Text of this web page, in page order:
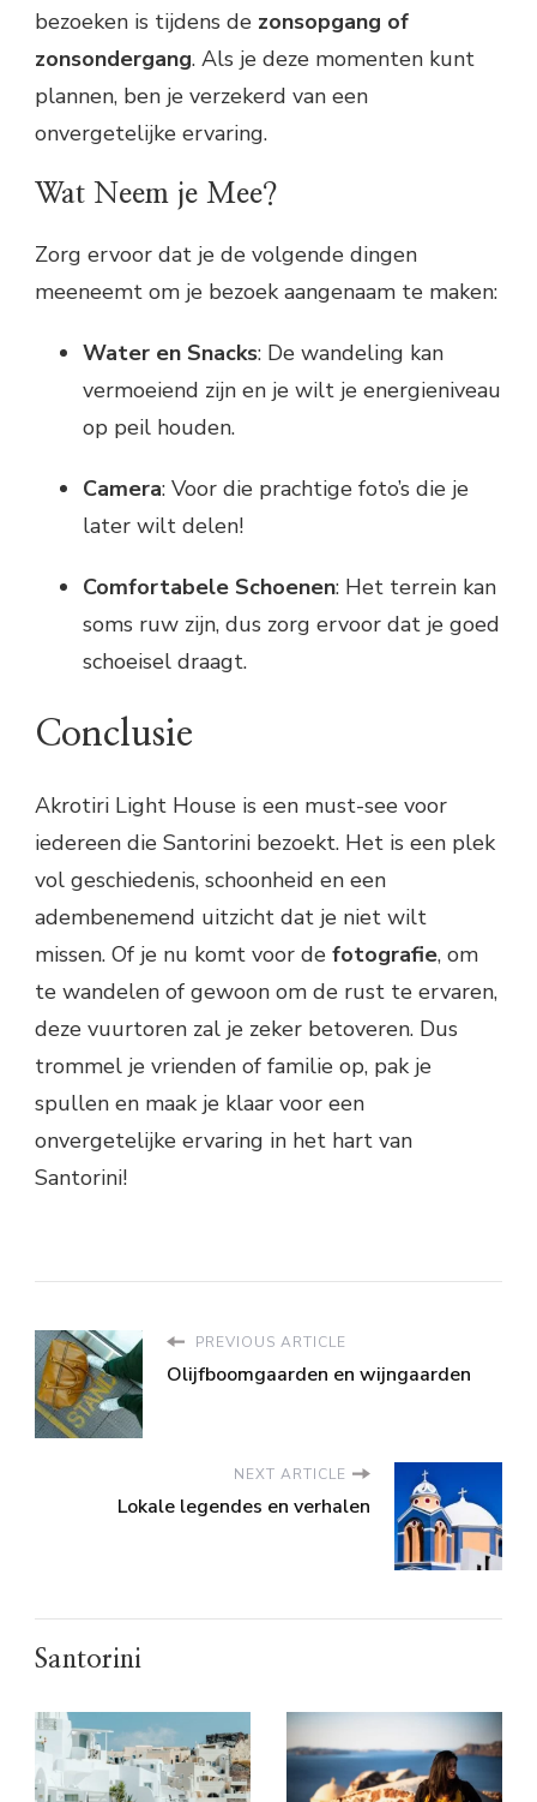
bezoeken is tijdens de zonsopgang of
zonsondergang. Als je deze momenten kunt
plannen, ben je verzekerd van een
onvergetelijke ervaring.
Wat Neem je Mee?
Zorg ervoor dat je de volgende dingen
meeneemt om je bezoek aangenaam te maken:
Water en Snacks: De wandeling kan
vermoeiend zijn en je wilt je energieniveau
op peil houden.
Camera: Voor die prachtige foto’s die je
later wilt delen!
Comfortabele Schoenen: Het terrein kan
soms ruw zijn, dus zorg ervoor dat je goed
schoeisel draagt.
Conclusie
Akrotiri Light House is een must-see voor
iedereen die Santorini bezoekt. Het is een plek
vol geschiedenis, schoonheid en een
adembenemend uitzicht dat je niet wilt
missen. Of je nu komt voor de fotografie, om
te wandelen of gewoon om de rust te ervaren,
deze vuurtoren zal je zeker betoveren. Dus
trommel je vrienden of familie op, pak je
spullen en maak je klaar voor een
onvergetelijke ervaring in het hart van
Santorini!
PREVIOUS ARTICLE
Olijfboomgaarden en wijngaarden
NEXT ARTICLE
Lokale legendes en verhalen
Santorini